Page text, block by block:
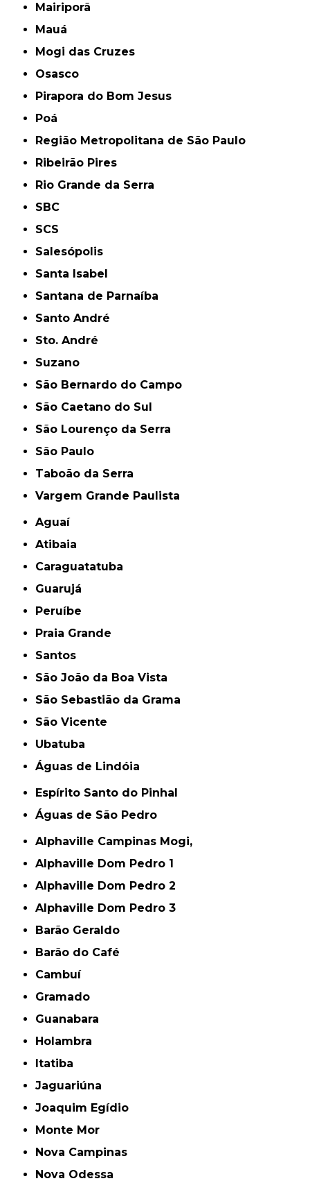
Mairiporã
Mauá
Mogi das Cruzes
Osasco
Pirapora do Bom Jesus
Poá
Região Metropolitana de São Paulo
Ribeirão Pires
Rio Grande da Serra
SBC
SCS
Salesópolis
Santa Isabel
Santana de Parnaíba
Santo André
Sto. André
Suzano
São Bernardo do Campo
São Caetano do Sul
São Lourenço da Serra
São Paulo
Taboão da Serra
Vargem Grande Paulista
Aguaí
Atibaia
Caraguatatuba
Guarujá
Peruíbe
Praia Grande
Santos
São João da Boa Vista
São Sebastião da Grama
São Vicente
Ubatuba
Águas de Lindóia
Espírito Santo do Pinhal
Águas de São Pedro
Alphaville Campinas Mogi,
Alphaville Dom Pedro 1
Alphaville Dom Pedro 2
Alphaville Dom Pedro 3
Barão Geraldo
Barão do Café
Cambuí
Gramado
Guanabara
Holambra
Itatiba
Jaguariúna
Joaquim Egídio
Monte Mor
Nova Campinas
Nova Odessa